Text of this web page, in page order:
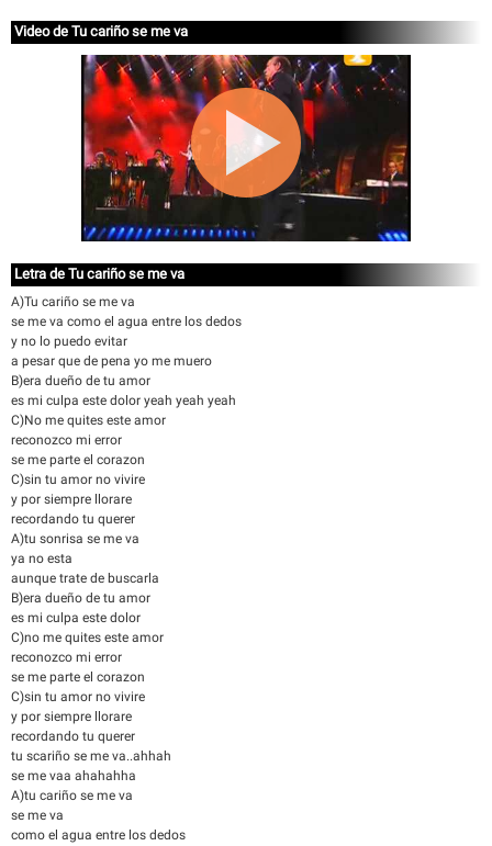
Video de Tu cariño se me va
Letra de Tu cariño se me va
A)Tu cariño se me va
se me va como el agua entre los dedos
y no lo puedo evitar
a pesar que de pena yo me muero
B)era dueño de tu amor
es mi culpa este dolor yeah yeah yeah
C)No me quites este amor
reconozco mi error
se me parte el corazon
C)sin tu amor no vivire
y por siempre llorare
recordando tu querer
A)tu sonrisa se me va
ya no esta
aunque trate de buscarla
B)era dueño de tu amor
es mi culpa este dolor
C)no me quites este amor
reconozco mi error
se me parte el corazon
C)sin tu amor no vivire
y por siempre llorare
recordando tu querer
tu scariño se me va..ahhah
se me vaa ahahahha
A)tu cariño se me va
se me va
como el agua entre los dedos